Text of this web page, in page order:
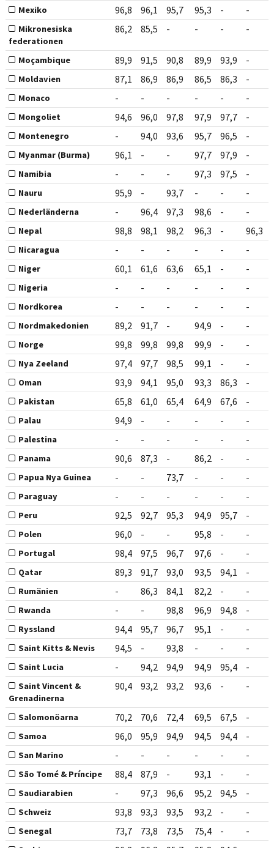
Mexiko 96,8 96,1 95,7 95,3 - -
Mikronesiska
federationen
86,2 85,5 - - - -
Moçambique 89,9 91,5 90,8 89,9 93,9 -
Moldavien 87,1 86,9 86,9 86,5 86,3 -
Monaco - - - - - -
Mongoliet 94,6 96,0 97,8 97,9 97,7 -
Montenegro - 94,0 93,6 95,7 96,5 -
Myanmar (Burma) 96,1 - - 97,7 97,9 -
Namibia - - - 97,3 97,5 -
Nauru 95,9 - 93,7 - - -
Nederländerna - 96,4 97,3 98,6 - -
Nepal 98,8 98,1 98,2 96,3 - 96,3
Nicaragua - - - - - -
Niger 60,1 61,6 63,6 65,1 - -
Nigeria - - - - - -
Nordkorea - - - - - -
Nordmakedonien 89,2 91,7 - 94,9 - -
Norge 99,8 99,8 99,8 99,9 - -
Nya Zeeland 97,4 97,7 98,5 99,1 - -
Oman 93,9 94,1 95,0 93,3 86,3 -
Pakistan 65,8 61,0 65,4 64,9 67,6 -
Palau 94,9 - - - - -
Palestina - - - - - -
Panama 90,6 87,3 - 86,2 - -
Papua Nya Guinea - - 73,7 - - -
Paraguay - - - - - -
Peru 92,5 92,7 95,3 94,9 95,7 -
Polen 96,0 - - 95,8 - -
Portugal 98,4 97,5 96,7 97,6 - -
Qatar 89,3 91,7 93,0 93,5 94,1 -
Rumänien - 86,3 84,1 82,2 - -
Rwanda - - 98,8 96,9 94,8 -
Ryssland 94,4 95,7 96,7 95,1 - -
Saint Kitts & Nevis 94,5 - 93,8 - - -
Saint Lucia - 94,2 94,9 94,9 95,4 -
Saint Vincent &
Grenadinerna
90,4 93,2 93,2 93,6 - -
Salomonöarna 70,2 70,6 72,4 69,5 67,5 -
Samoa 96,0 95,9 94,9 94,5 94,4 -
San Marino - - - - - -
São Tomé & Príncipe 88,4 87,9 - 93,1 - -
Saudiarabien - 97,3 96,6 95,2 94,5 -
Schweiz 93,8 93,3 93,5 93,2 - -
Senegal 73,7 73,8 73,5 75,4 - -